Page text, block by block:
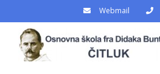
content
Webmail